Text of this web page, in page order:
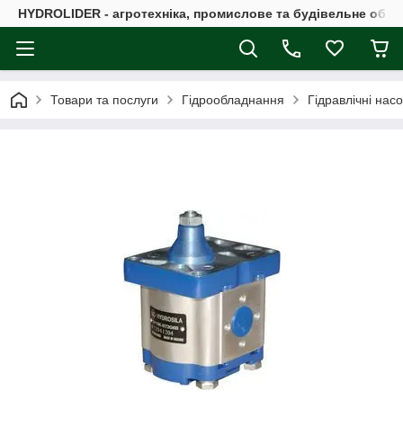
HYDROLIDER - агротехніка, промислове та будівельне
Товари та послуги Гідрообладнання Гідравлічні